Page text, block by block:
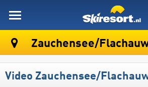
Zauchensee/​
Video Zauchensee/​